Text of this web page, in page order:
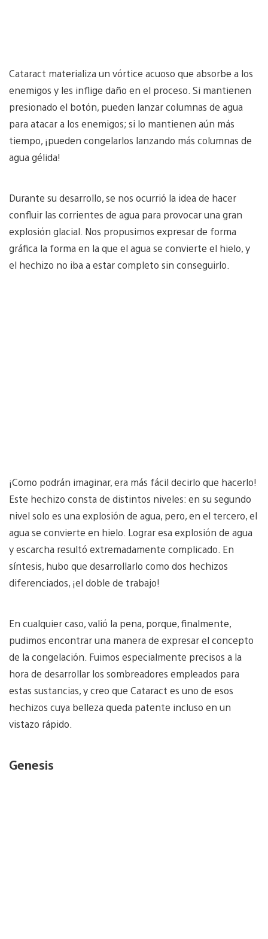
Cataract materializa un vórtice acuoso que absorbe a los
enemigos y les inflige daño en el proceso. Si mantienen
presionado el botón, pueden lanzar columnas de agua
para atacar a los enemigos; si lo mantienen aún más
tiempo, ¡pueden congelarlos lanzando más columnas de
agua gélida!
Durante su desarrollo, se nos ocurrió la idea de hacer
confluir las corrientes de agua para provocar una gran
explosión glacial. Nos propusimos expresar de forma
gráfica la forma en la que el agua se convierte el hielo, y
el hechizo no iba a estar completo sin conseguirlo.
¡Como podrán imaginar, era más fácil decirlo que hacerlo!
Este hechizo consta de distintos niveles: en su segundo
nivel solo es una explosión de agua, pero, en el tercero, el
agua se convierte en hielo. Lograr esa explosión de agua
y escarcha resultó extremadamente complicado. En
síntesis, hubo que desarrollarlo como dos hechizos
diferenciados, ¡el doble de trabajo!
En cualquier caso, valió la pena, porque, finalmente,
pudimos encontrar una manera de expresar el concepto
de la congelación. Fuimos especialmente precisos a la
hora de desarrollar los sombreadores empleados para
estas sustancias, y creo que Cataract es uno de esos
hechizos cuya belleza queda patente incluso en un
vistazo rápido.
Genesis